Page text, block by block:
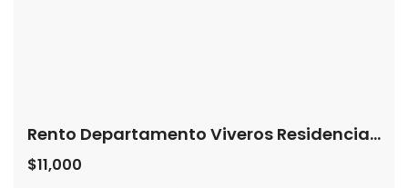
Rento Departamento Viveros Residencial Querétaro
$11,000